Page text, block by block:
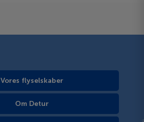
Vores flyselskaber
Om Detur